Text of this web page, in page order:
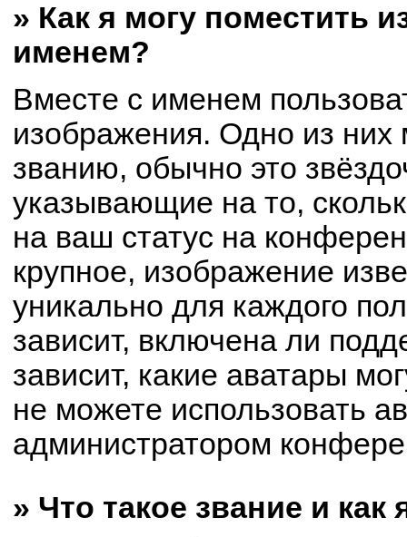
» Как я могу поместить
именем?
Вместе с именем
изображения. Одно из них
званию, обычно это
указывающие на то,
на ваш статус на
крупное, изображение
уникально для каждого
зависит, включена ли
зависит, какие аватары
не можете использовать
администратором
» Что такое звание и как